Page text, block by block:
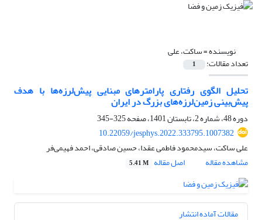
نویسنده =ساکت، علی
تعداد مقالات: 1
تحلیل الگوی رفتاری پارامترهای مبنایی پیش‌لرزه‌ها با هدف
پیش‌بینی زمین‌لرزه‌های بزرگ در ایران
دوره 48، شماره 2، تابستان 1401، صفحه
325-345
10.22059/jesphys.2022.333795.1007382
علی ساکت، سیدمحمود فاطمی عقدا، حسین صادقی، احمد فهیمی‌فر
مشاهده مقاله
اصل مقاله 5.41 M
مقالات آماده انتشار